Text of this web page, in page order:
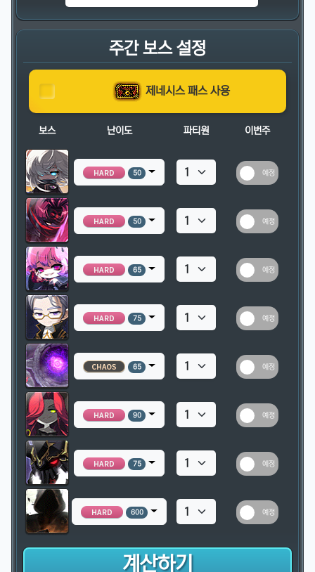
주간 보스 설정
제네시스 패스 사용
보스 난이도 파티원 이번주
50 예정
50 예정
65 예정
75 예정
65 예정
90 예정
75 예정
600 예정
계산하기